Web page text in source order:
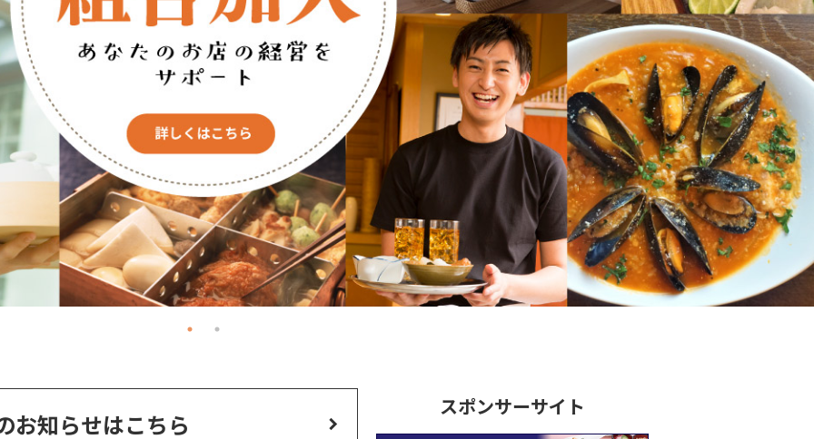
お知らせはこちら
スポンサーサイト